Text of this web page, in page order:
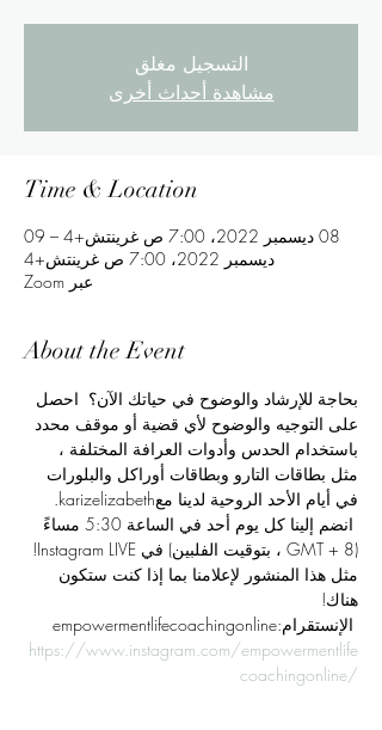
التسجيل مغلق
مشاهدة أحداث أخرى
Time & Location
08 ديسمبر 2022، 7:00 ص غرينتش+4 – 09
ديسمبر 2022، 7:00 ص غرينتش+4
عبر Zoom
About the Event
بحاجة للإرشاد والوضوح في حياتك الآن؟  احصل
على التوجيه والوضوح لأي قضية أو موقف محدد
باستخدام الحدس وأدوات العرافة المختلفة ،
مثل بطاقات التارو وبطاقات أوراكل والبلورات
في أيام الأحد الروحية لدينا معkarizelizabeth.
انضم إلينا كل يوم أحد في الساعة 5:30 مساءً
(GMT + 8 ، بتوقيت الفلبين) في Instagram LIVE!
مثل هذا المنشور لإعلامنا بما إذا كنت ستكون
هناك!
https://www.instagram.com/empowermentlife
coachingonline/